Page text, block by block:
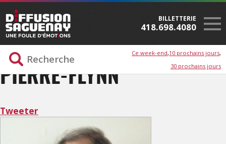
BILLETTERIE
418.698.4080
Ce week-end 10 prochains jours
30 prochains jours
PIERRE-FLYNN
Tweeter